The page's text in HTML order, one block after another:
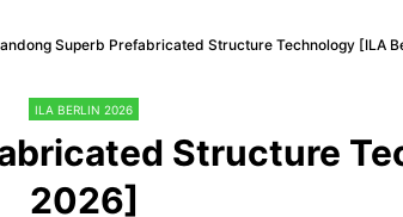
Superb Prefabricated Structure Technology [ILA
ILA BERLIN 2026
Structure
2026]